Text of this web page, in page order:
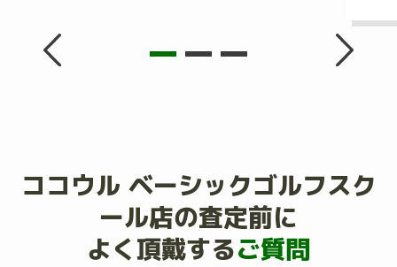
ココウル ベーシックゴルフスク
ール店の査定前に
よく頂戴するご質問